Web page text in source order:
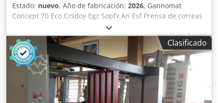
Estado: nuevo, Año de fabricación: 2026, Gannomat
Concept 70 Eco Crsdoy Egz Sopfx An Esf Prensa de correas
para ensamblaje de cuerpos con avance rápido Datos
técnicos: Prensa de correas para ensamblaje de cuerpos
de nuestra exposición; Área de trabajo: Ancho de 150 a
2.500 mm, Alto de 150 a 1.400 mm; Profundidad 700 mm; -
Viga prensora superior con 6 elementos, viga prensora
lateral con 5 elementos - Vigas prensoras equipadas con
compensación de tolerancias probada en la práctica para
uniones de cuerpos perfectamente prensadas - Las
Clasificado